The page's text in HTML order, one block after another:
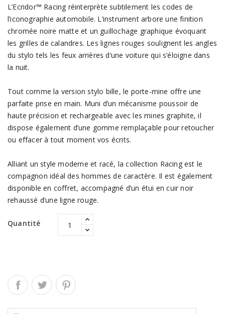
L’Ecridor™ Racing réinterprète subtilement les codes de
l’iconographie automobile. L’instrument arbore une finition
chromée noire matte et un guillochage graphique évoquant
les grilles de calandres. Les lignes rouges soulignent les angles
du stylo tels les feux arrières d’une voiture qui s’éloigne dans
la nuit.
Tout comme la version stylo bille, le porte-mine offre une
parfaite prise en main. Muni d’un mécanisme poussoir de
haute précision et rechargeable avec les mines graphite, il
dispose également d’une gomme remplaçable pour retoucher
ou effacer à tout moment vos écrits.
Alliant un style moderne et racé, la collection Racing est le
compagnon idéal des hommes de caractère. Il est également
disponible en coffret, accompagné d’un étui en cuir noir
rehaussé d’une ligne rouge.
Quantité